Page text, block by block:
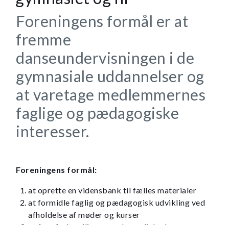
Foreningens formål er at
fremme
danseundervisningen i de
gymnasiale uddannelser og
at varetage medlemmernes
faglige og pædagogiske
interesser.
Foreningens formål:
at oprette en vidensbank til fælles materialer
at formidle faglig og pædagogisk udvikling ved
afholdelse af møder og kurser